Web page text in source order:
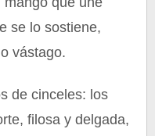
se lo sostiene,
vástago.
de cinceles: los
filosa y delgada,